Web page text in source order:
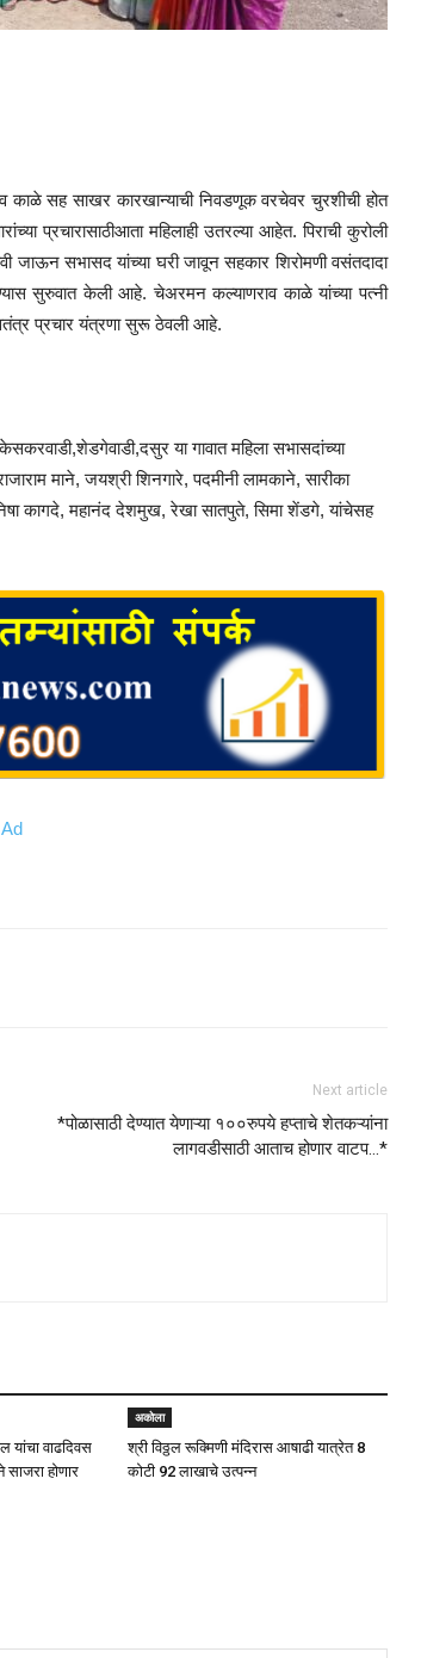
काळे सह साखर कारखान्याची निवडणूक वरचेवर चुरशीची होत
प्रचारासाठीआता महिलाही उतरल्या आहेत. पिराची कुरोली
जाऊन सभासद यांच्या घरी जावून सहकार शिरोमणी वसंतदादा
सुरुवात केली आहे. चेअरमन कल्याणराव काळे यांच्या पत्नी
प्रचार यंत्रणा सुरू ठेवली आहे.
या गावात महिला सभासदांच्या
माने, जयश्री शिनगारे, पदमीनी लामकाने, सारीका
कागदे, महानंद देशमुख, रेखा सातपुते, सिमा शेंडगे, यांचेसह
Next article
*पोळासाठी देण्यात येणाऱ्या १००रुपये हप्ताचे शेतकऱ्यांना
लागवडीसाठी आताच होणार वाटप…*
यांचा वाढदिवस
साजरा होणार
अकोला
श्री विठ्ठल रूक्मिणी मंदिरास आषाढी यात्रेत 8
कोटी 92 लाखाचे उत्पन्न